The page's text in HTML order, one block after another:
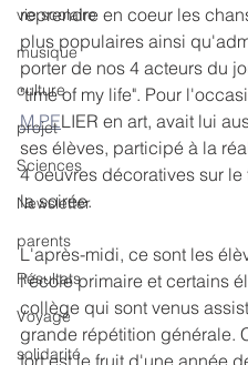
vie scolaire
musique
culture
projet
Sciences
Newsletter
parents
Résultats
Voyage
solidarité
reprendre en coeur les
plus populaires ainsi
porter de nos 4 acteurs du
"time of my life". Pour
M.PELIER en art, avait lui
ses élèves, participé à la
4 oeuvres décoratives sur le
la soirée.
L'après-midi, ce sont les
l'école primaire et certains
collège qui sont venus
grande répétition générale.
fort est le fruit d'une année